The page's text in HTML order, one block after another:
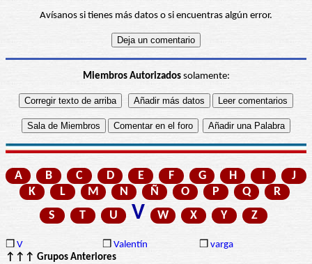
Avísanos si tienes más datos o si encuentras algún error.
Miembros Autorizadossolamente:
A B C D E F G H I
J
K
L M N Ñ O P Q
R
S
T U V W X Y Z
❒ V ❒ Valentín ❒ varga
↑↑↑ Grupos Anteriores